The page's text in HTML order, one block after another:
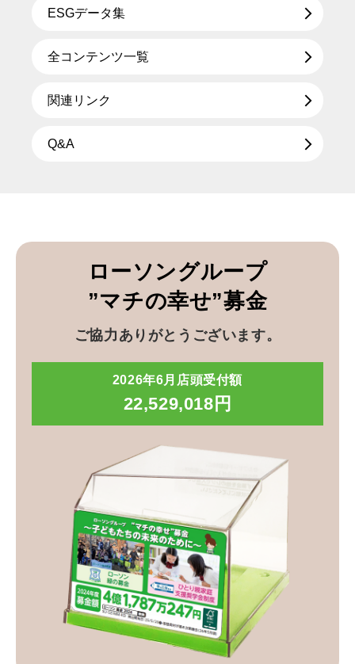
ESGデータ集
全コンテンツ一覧
関連リンク
Q&A
ローソングループ
”マチの幸せ”募金
ご協力ありがとうございます。
2026年6月店頭受付額
22,529,018円